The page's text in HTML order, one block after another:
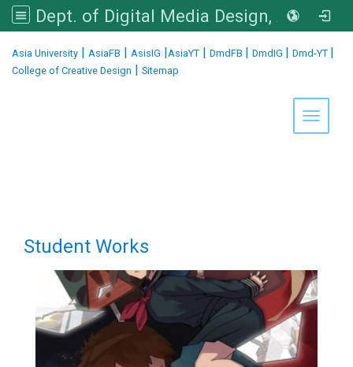
Dept. of Digital Media Design, Asia University
Asia University | AsiaFB | AsisIG |AsiaYT | DmdFB | DmdIG | Dmd-YT |
College of Creative Design | Sitemap
Toggle
Student Works